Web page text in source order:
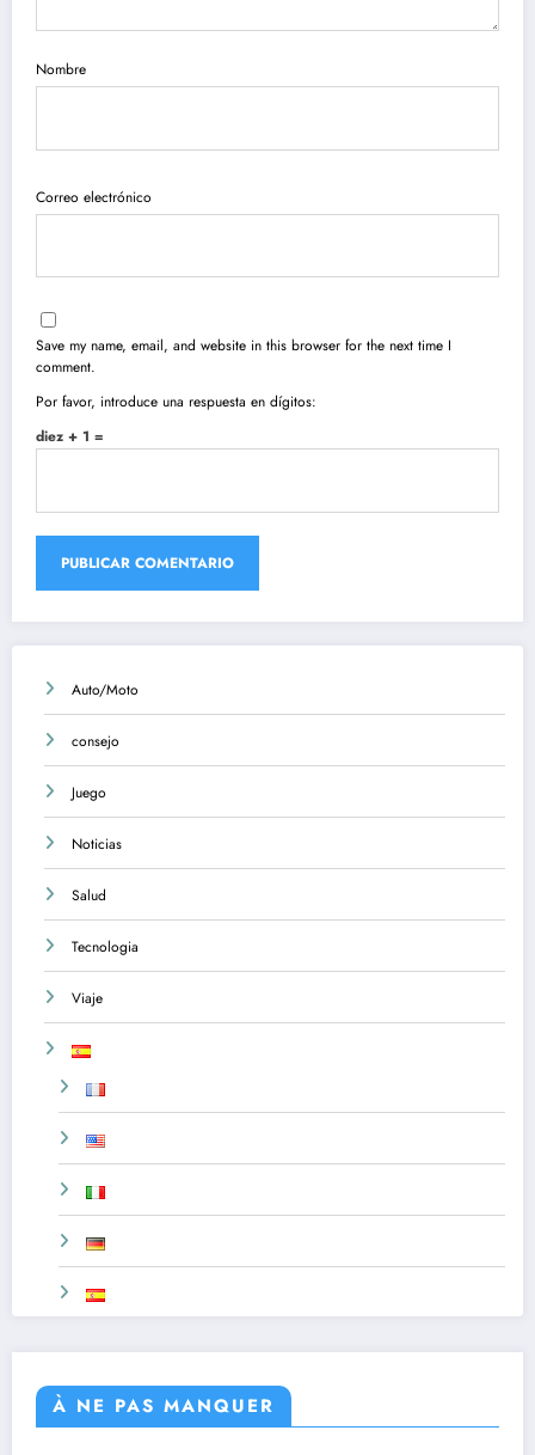
Nombre
Correo electrónico
Save my name, email, and website in this browser for the next time I
comment.
Por favor, introduce una respuesta en dígitos:
diez + 1 =
Auto/Moto
consejo
Juego
Noticias
Salud
Tecnologia
Viaje
À NE PAS MANQUER